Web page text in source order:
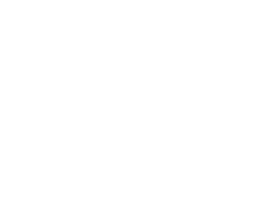
年初正式開放。
的最古老的天主教